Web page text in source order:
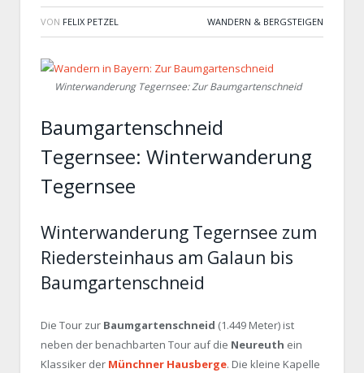
VON FELIX PETZEL WANDERN & BERGSTEIGEN
Winterwanderung Tegernsee: Zur Baumgartenschneid
Baumgartenschneid
Tegernsee: Winterwanderung
Tegernsee
Winterwanderung Tegernsee zum
Riedersteinhaus am Galaun bis
Baumgartenschneid
Die Tour zur Baumgartenschneid (1.449 Meter) ist
neben der benachbarten Tour auf die Neureuth ein
Klassiker der Münchner Hausberge. Die kleine Kapelle